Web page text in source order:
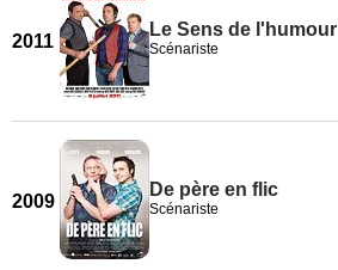
2011
Le Sens de l'humour
Scénariste
2009
De père en flic
Scénariste